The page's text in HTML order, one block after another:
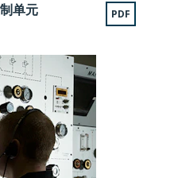
单元 PDF